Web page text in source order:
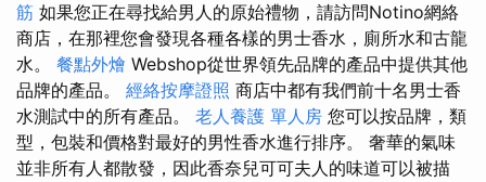
筋 如果您正在尋找給男人的原始禮物，請訪問Notino網絡
商店，在那裡您會發現各種各樣的男士香水，廁所水和古龍
水。 餐點外燴 Webshop從世界領先品牌的產品中提供其他
品牌的產品。 經絡按摩證照 商店中都有我們前十名男士香
水測試中的所有產品。 老人養護 單人房 您可以按品牌，類
型，包裝和價格對最好的男性香水進行排序。 奢華的氣味
並非所有人都散發，因此香奈兒可可夫人的味道可以被描